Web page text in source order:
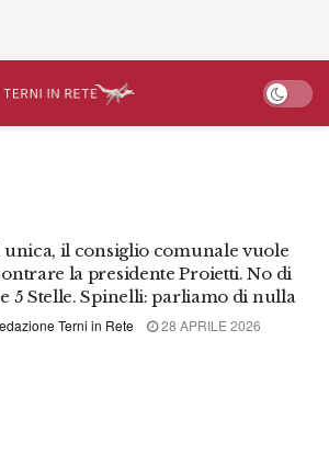
unica, il consiglio comunale vuole
la presidente Proietti. No di
5 Stelle. Spinelli: parliamo di nulla
Terni in Rete 28 APRILE 2026